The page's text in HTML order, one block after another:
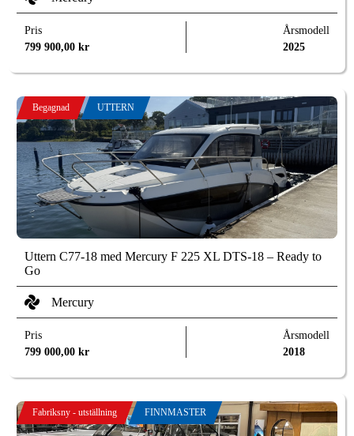
Pris
799 900,00kr
Årsmodell
2025
Begagnad UTTERN
Uttern C77-18 med Mercury F 225 XL DTS-18 – Ready to
Go
Mercury
Pris
799 000,00kr
Årsmodell
2018
Fabriksny - utställning FINNMASTER